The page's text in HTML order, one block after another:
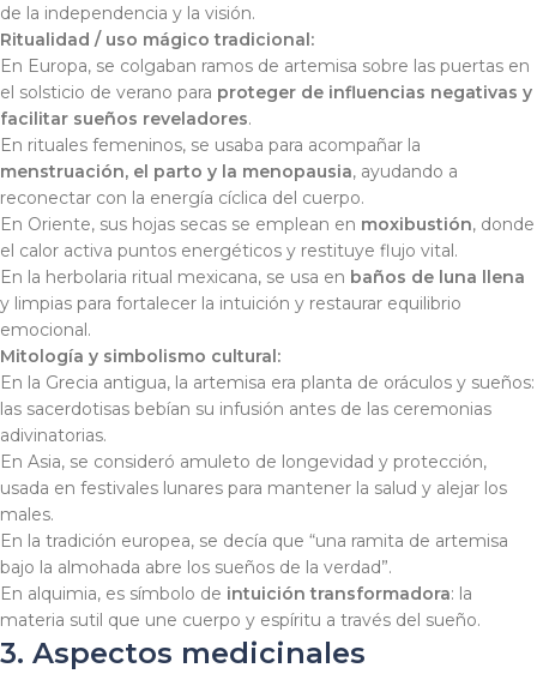
de la independencia y la visión.
Ritualidad / uso mágico tradicional:
En Europa, se colgaban ramos de artemisa sobre las puertas en
el solsticio de verano para proteger de influencias negativas y
facilitar sueños reveladores.
En rituales femeninos, se usaba para acompañar la
menstruación, el parto y la menopausia, ayudando a
reconectar con la energía cíclica del cuerpo.
En Oriente, sus hojas secas se emplean en moxibustión, donde
el calor activa puntos energéticos y restituye flujo vital.
En la herbolaria ritual mexicana, se usa en baños de luna llena
y limpias para fortalecer la intuición y restaurar equilibrio
emocional.
Mitología y simbolismo cultural:
En la Grecia antigua, la artemisa era planta de oráculos y sueños:
las sacerdotisas bebían su infusión antes de las ceremonias
adivinatorias.
En Asia, se consideró amuleto de longevidad y protección,
usada en festivales lunares para mantener la salud y alejar los
males.
En la tradición europea, se decía que “una ramita de artemisa
bajo la almohada abre los sueños de la verdad”.
En alquimia, es símbolo de intuición transformadora: la
materia sutil que une cuerpo y espíritu a través del sueño.
3. Aspectos medicinales